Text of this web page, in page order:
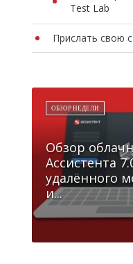
Test Lab
Прислать свою
ОБЗОР НЕДЕЛИ
Обзор
Ассистента
удалённого
и...